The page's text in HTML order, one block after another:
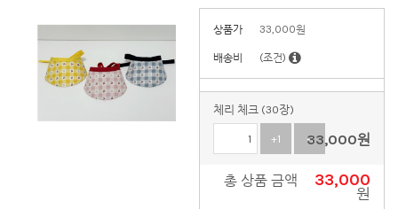
상품가 33,000원
배송비 (조건)
체리 체크 (30장)
+1 -1
33,000원
총 상품 금액 33,000
원